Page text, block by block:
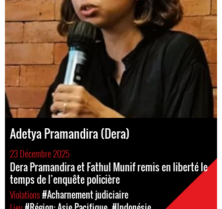
Adetya Pramandira (Dera)
23 Décembre 2025
Dera Pramandira et Fathul Munif remis en liberté le
temps de l’enquête policière
Violations#Acharnement judiciaire